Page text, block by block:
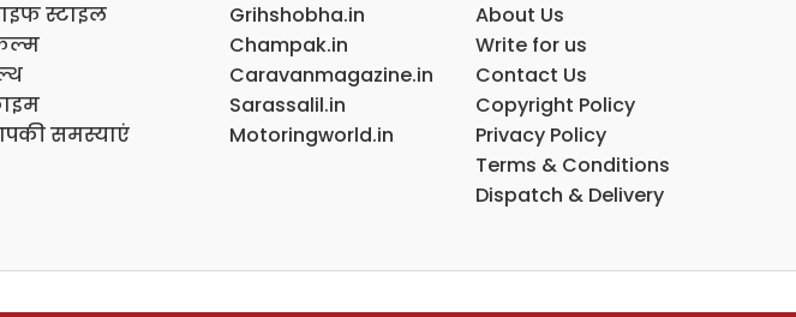
स्टाइल
समस्याएं
Grihshobha.in
Champak.in
Caravanmagazine.in
Sarassalil.in
Motoringworld.in
About Us
Write for us
Contact Us
Copyright Policy
Privacy Policy
Terms & Conditions
Dispatch & Delivery